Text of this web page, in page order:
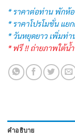
* ราคาต่อท่าน พักห้
* ราคาโปรโมชั่น แ
* วันหยุดยาว เพิ่มท่
* ฟรี !! ถ่ายภาพใต้น้ำ
คำอธิบาย